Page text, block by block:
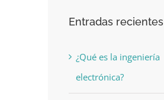
Entradas recientes
¿Qué es la ingeniería
electrónica?